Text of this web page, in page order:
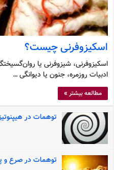
اسکیزوفرنی چیست؟
اسکیزوفرنی، شیزوفرنی یا
ادبیات روزمره، جنون یا دیوانگی …
مطالعه بیشتر »
توهمات در
توهمات در صرع و